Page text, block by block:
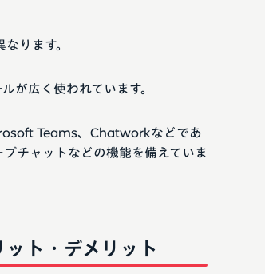
ります。
が広く使われています。
Teams、Chatworkなどであ
チャットなどの機能を備えていま
ト・デメリット